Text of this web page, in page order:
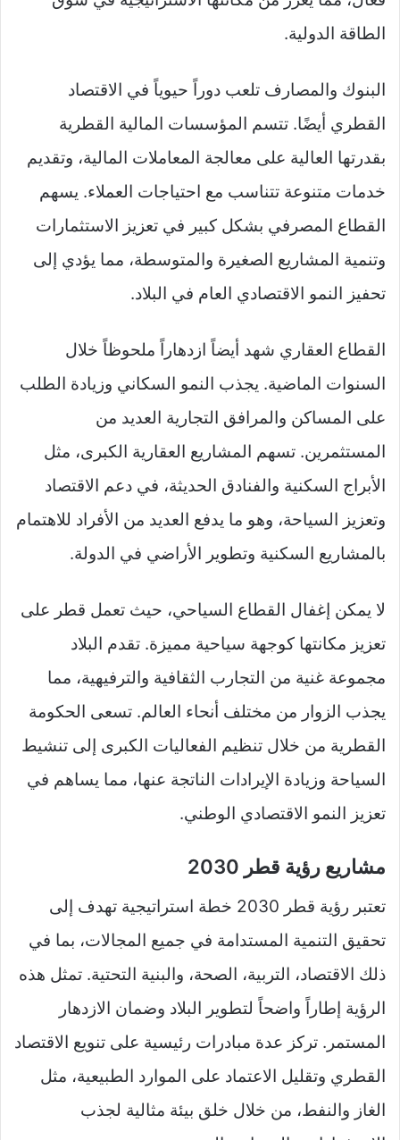
الطاقة الدولية.
البنوك والمصارف تلعب دوراً حيوياً في الاقتصاد
القطري أيضًا. تتسم المؤسسات المالية القطرية
بقدرتها العالية على معالجة المعاملات المالية، وتقديم
خدمات متنوعة تتناسب مع احتياجات العملاء. يسهم
القطاع المصرفي بشكل كبير في تعزيز الاستثمارات
وتنمية المشاريع الصغيرة والمتوسطة، مما يؤدي إلى
تحفيز النمو الاقتصادي العام في البلاد.
القطاع العقاري شهد أيضاً ازدهاراً ملحوظاً خلال
السنوات الماضية. يجذب النمو السكاني وزيادة الطلب
على المساكن والمرافق التجارية العديد من
المستثمرين. تسهم المشاريع العقارية الكبرى، مثل
الأبراج السكنية والفنادق الحديثة، في دعم الاقتصاد
وتعزيز السياحة، وهو ما يدفع العديد من الأفراد للاهتمام
بالمشاريع السكنية وتطوير الأراضي في الدولة.
لا يمكن إغفال القطاع السياحي، حيث تعمل قطر على
تعزيز مكانتها كوجهة سياحية مميزة. تقدم البلاد
مجموعة غنية من التجارب الثقافية والترفيهية، مما
يجذب الزوار من مختلف أنحاء العالم. تسعى الحكومة
القطرية من خلال تنظيم الفعاليات الكبرى إلى تنشيط
السياحة وزيادة الإيرادات الناتجة عنها، مما يساهم في
تعزيز النمو الاقتصادي الوطني.
مشاريع رؤية قطر 2030
تعتبر رؤية قطر 2030 خطة استراتيجية تهدف إلى
تحقيق التنمية المستدامة في جميع المجالات، بما في
ذلك الاقتصاد، التربية، الصحة، والبنية التحتية. تمثل هذه
الرؤية إطاراً واضحاً لتطوير البلاد وضمان الازدهار
المستمر. تركز عدة مبادرات رئيسية على تنويع الاقتصاد
القطري وتقليل الاعتماد على الموارد الطبيعية، مثل
الغاز والنفط، من خلال خلق بيئة مثالية لجذب